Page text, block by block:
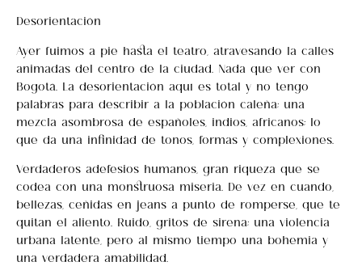
Desorientación
Ayer fuimos a pie hasta el teatro, atravesando la calles
animadas del centro de la ciudad. Nada que ver con
Bogotá. La desorientación aquí es total y no tengo
palabras para describir a la población caleña; una
mezcla asombrosa de españoles, indios, africanos; lo
que da una infinidad de tonos, formas y complexiones.
Verdaderos adefesios humanos, gran riqueza que se
codea con una monstruosa miseria. De vez en cuando,
bellezas, ceñidas en jeans a punto de romperse, que te
quitan el aliento. Ruido, gritos de sirena; una violencia
urbana latente, pero al mismo tiempo una bohemia y
una verdadera amabilidad.